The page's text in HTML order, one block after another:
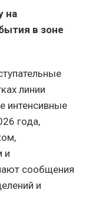
на
в зоне
линии
интенсивные
года,
и
сообщения
и